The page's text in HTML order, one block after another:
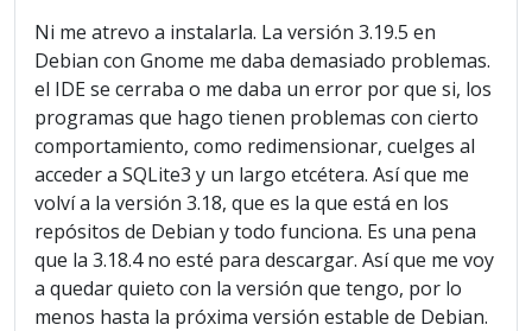
Ni me atrevo a instalarla. La versión 3.19.5 en
Debian con Gnome me daba demasiado problemas.
el IDE se cerraba o me daba un error por que si, los
programas que hago tienen problemas con cierto
comportamiento, como redimensionar, cuelges al
acceder a SQLite3 y un largo etcétera. Así que me
volví a la versión 3.18, que es la que está en los
repósitos de Debian y todo funciona. Es una pena
que la 3.18.4 no esté para descargar. Así que me voy
a quedar quieto con la versión que tengo, por lo
menos hasta la próxima versión estable de Debian.